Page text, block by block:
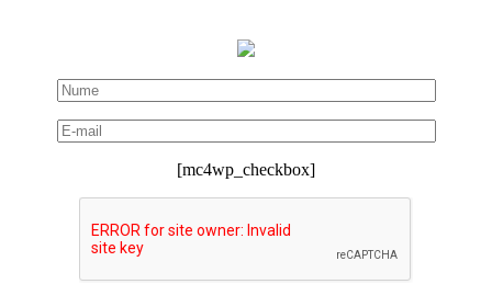
[mc4wp_checkbox]